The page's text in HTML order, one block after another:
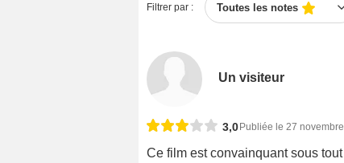
Filtrer par : Toutes les notes
Un visiteur
3,0 Publiée le 27
Ce film est convainquant sous